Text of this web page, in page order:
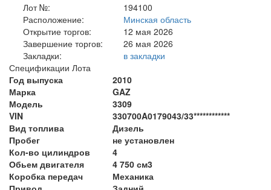
Лот №:
194100
Расположение:
Минская область
Открытие торгов:
12 мая 2026
Завершение торгов:
26 мая 2026
Закладки:
в закладки
Спецификации Лота
Год выпуска
2010
Марка
GAZ
Модель
3309
VIN
330700A0179043/33************
Вид топлива
Дизель
Пробег
не установлен
Кол-во цилиндров
4
Обьем двигателя
4 750 см3
Коробка передач
Механика